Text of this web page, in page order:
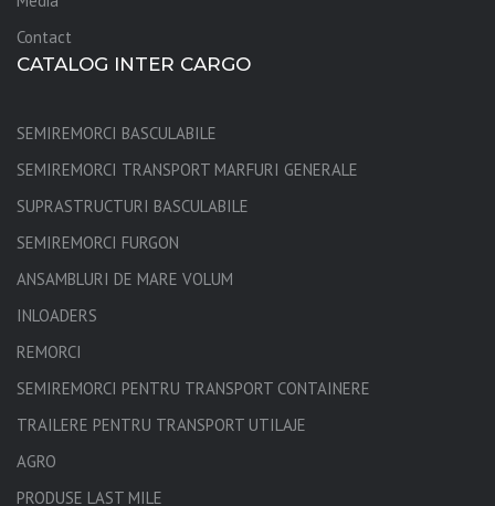
Contact
CATALOG INTER CARGO
SEMIREMORCI BASCULABILE
SEMIREMORCI TRANSPORT MARFURI GENERALE
SUPRASTRUCTURI BASCULABILE
SEMIREMORCI FURGON
ANSAMBLURI DE MARE VOLUM
INLOADERS
REMORCI
SEMIREMORCI PENTRU TRANSPORT CONTAINERE
TRAILERE PENTRU TRANSPORT UTILAJE
AGRO
PRODUSE LAST MILE